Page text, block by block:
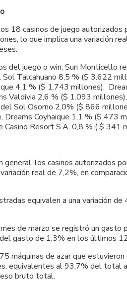
18 casinos de juego
lo que implica una variación
juego o win, Sun Monticello
Talcahuano 8,5 % ($ 3.622
4,1 % ($ 1.743 millones),
Valdivia 2,6 % ($ 1.093
Sol Osorno 2,0% ($ 866
Coyhaique 1,1 % ($
Resort S.A. 0,8 % ( $
los casinos autorizados
real de 7,2%, en
equivalen a una variación
de marzo se registró un
gasto de 1,3% en los últimos
máquinas de azar que
equivalentes al 93,7% del total
bruto total.